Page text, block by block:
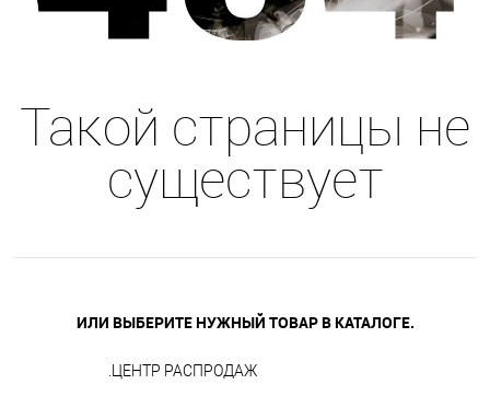
Такой страницы не
существует
ИЛИ ВЫБЕРИТЕ НУЖНЫЙ ТОВАР В КАТАЛОГЕ.
.ЦЕНТР РАСПРОДАЖ